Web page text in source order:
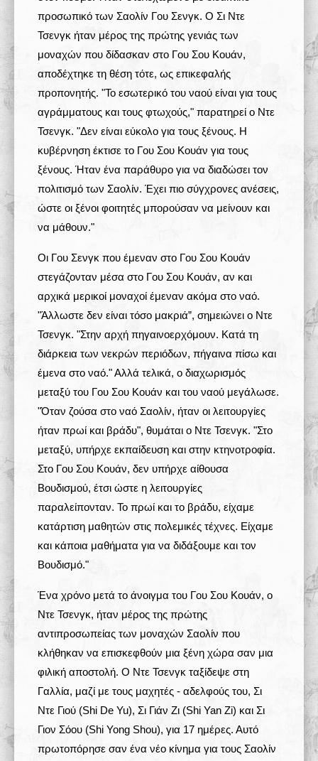
προσωπικό των Σαολίν Γου Σενγκ. Ο Σι Ντε
Τσενγκ ήταν μέρος της πρώτης γενιάς των
μοναχών που δίδασκαν στο Γου Σου Κουάν,
αποδέχτηκε τη θέση τότε, ως επικεφαλής
προπονητής. "Το εσωτερικό του ναού είναι για τους
αγράμματους και τους φτωχούς," παρατηρεί ο Ντε
Τσενγκ. "Δεν είναι εύκολο για τους ξένους. Η
κυβέρνηση έκτισε το Γου Σου Κουάν για τους
ξένους. Ήταν ένα παράθυρο για να διαδώσει τον
πολιτισμό των Σαολίν. Έχει πιο σύγχρονες ανέσεις,
ώστε οι ξένοι φοιτητές μπορούσαν να μείνουν και
να μάθουν."
Οι Γου Σενγκ που έμεναν στο Γου Σου Κουάν
στεγάζονταν μέσα στο Γου Σου Κουάν, αν και
αρχικά μερικοί μοναχοί έμεναν ακόμα στο ναό.
"Άλλωστε δεν είναι τόσο μακριά”, σημειώνει ο Ντε
Τσενγκ. "Στην αρχή πηγαινοερχόμουν. Κατά τη
διάρκεια των νεκρών περιόδων, πήγαινα πίσω και
έμενα στο ναό." Αλλά τελικά, ο διαχωρισμός
μεταξύ του Γου Σου Κουάν και του ναού μεγάλωσε.
"Όταν ζούσα στο ναό Σαολίν, ήταν οι λειτουργίες
ήταν πρωί και βράδυ", θυμάται ο Ντε Τσενγκ. "Στο
μεταξύ, υπήρχε εκπαίδευση και στην κτηνοτροφία.
Στο Γου Σου Κουάν, δεν υπήρχε αίθουσα
Βουδισμού, έτσι ώστε η λειτουργίες
παραλείπονταν. Το πρωί και το βράδυ, είχαμε
κατάρτιση μαθητών στις πολεμικές τέχνες. Είχαμε
και κάποια μαθήματα για να διδάξουμε και τον
Βουδισμό."
Ένα χρόνο μετά το άνοιγμα του Γου Σου Κουάν, ο
Ντε Τσενγκ, ήταν μέρος της πρώτης
αντιπροσωπείας των μοναχών Σαολίν που
κλήθηκαν να επισκεφθούν μια ξένη χώρα σαν μια
φιλική αποστολή. Ο Ντε Τσενγκ ταξίδεψε στη
Γαλλία, μαζί με τους μαχητές - αδελφούς του, Σι
Ντε Γιού (Shi De Yu), Σι Γιάν Ζι (Shi Yan Zi) και Σι
Γιον Σόου (Shi Yong Shou), για 17 ημέρες. Αυτό
πρωτοπόρησε σαν ένα νέο κίνημα για τους Σαολίν